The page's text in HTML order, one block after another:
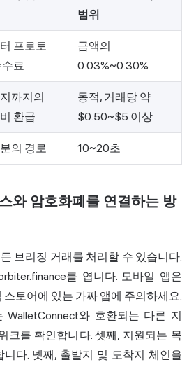
범위
프로토
수료
금액의
0.03%~0.30%
까지의
환급
동적, 거래당 약
$0.50~$5 이상
의 경로 10~20초
와 암호화폐를 연결하는 방
브리징 거래를 처리할 수 있습니다.
를 엽니다. 모바일 앱은
토어에 있는 가짜 앱에 주의하세요.
WalletConnect와 호환되는 다른 지
크를 확인합니다. 셋째, 지원되는 목
다. 넷째, 출발지 및 도착지 체인을